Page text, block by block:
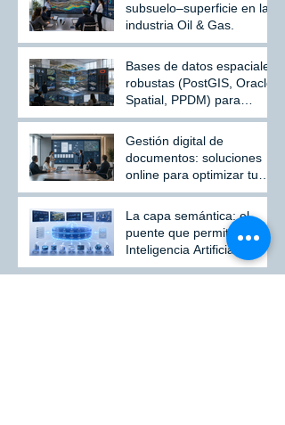
subsuelo–superficie en la
industria Oil & Gas.
Bases de datos espaciales
robustas (PostGIS, Oracle
Spatial, PPDM) para
administrar grandes
volúmenes de información
Gestión digital de
documentos: soluciones
online para optimizar tu
empresa
La capa semántica: el
puente que permite a la
Inteligencia Artificial
comprender realmente los